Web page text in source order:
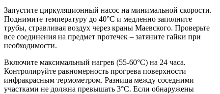
Запустите циркуляционный насос на минимальной скорости.
Поднимите температуру до 40°C и медленно заполните
трубы, стравливая воздух через краны Маевского. Проверьте
все соединения на предмет протечек – затяните гайки при
необходимости.
Включите максимальный нагрев (55-60°C) на 24 часа.
Контролируйте равномерность прогрева поверхности
инфракрасным термометром. Разница между соседними
участками не должна превышать 3°C. Если обнаружены